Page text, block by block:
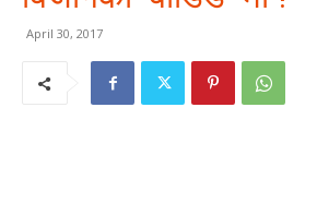
April 30, 2017